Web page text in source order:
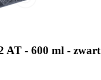
AT - 600 ml - zwart